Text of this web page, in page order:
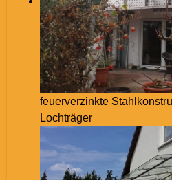
feuerverzinkte
Lochträger